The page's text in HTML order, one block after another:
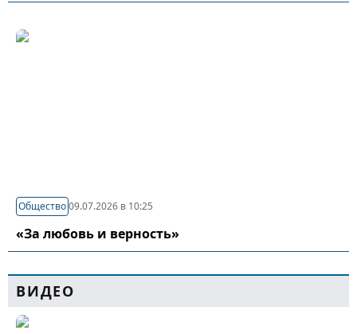
Общество09.07.2026 в 10:25
«За любовь и верность»
ВИДЕО